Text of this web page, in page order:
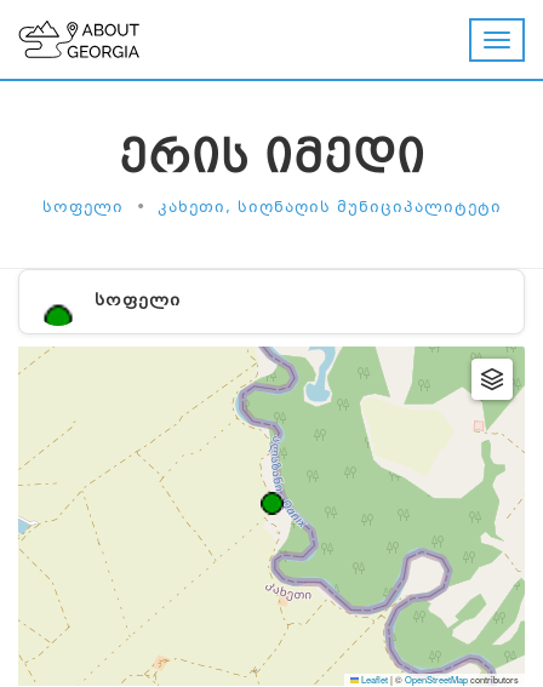
ᲔᲠᲘᲡ ᲘᲛᲔᲓᲘ
ᲡᲝᲤᲔᲚᲘ • ᲙᲐᲮᲔᲗᲘ, ᲡᲘᲦᲜᲐᲦᲘᲡ ᲛᲣᲜᲘᲪᲘᲞᲐᲚᲘᲢᲔᲢᲘ
ᲡᲝᲤᲔᲚᲘ
Leaflet|©OpenStreetMapcontributors